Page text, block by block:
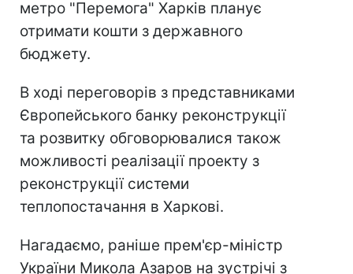
метро "Перемога" Харків планує
отримати кошти з державного
бюджету.
В ході переговорів з представниками
Європейського банку реконструкції
та розвитку обговорювалися також
можливості реалізації проекту з
реконструкції системи
теплопостачання в Харкові.
Нагадаємо, раніше прем'єр-міністр
України Микола Азаров на зустрічі з